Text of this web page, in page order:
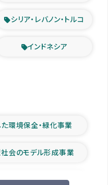
シリア・レバノン・トルコ
インドネシア
環境保全・緑化事業
会のモデル形成事業
者の声